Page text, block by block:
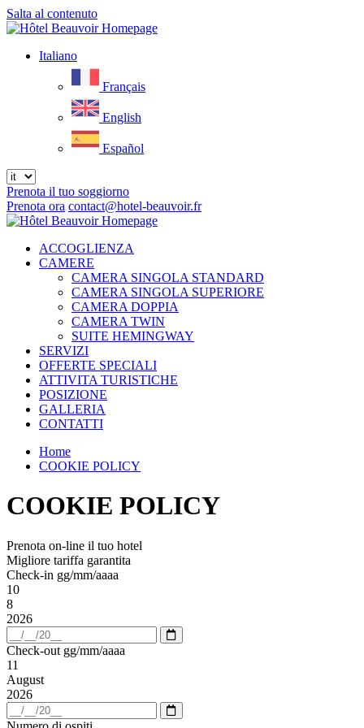
Salta al contenuto
Menu
Italiano
Français
English
Español
Prenota il tuo soggiorno
Prenota ora contact@hotel-beauvoir.fr
Close
ACCOGLIENZA
CAMERE
CAMERA SINGOLA STANDARD
CAMERA SINGOLA SUPERIORE
CAMERA DOPPIA
CAMERA TWIN
SUITE HEMINGWAY
SERVIZI
OFFERTE SPECIALI
ATTIVITA TURISTICHE
POSIZIONE
GALLERIA
CONTATTI
Home
COOKIE POLICY
COOKIE POLICY
Prenota on-line il tuo hotel
Migliore tariffa garantita
Check-in gg/mm/aaaa
10
8
2026
Apri
calendario
Check-out gg/mm/aaaa
11
August
2026
Apri
calendario